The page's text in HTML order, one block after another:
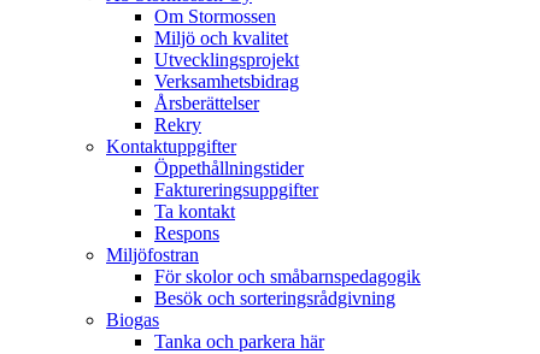
Om Stormossen
Miljö och kvalitet
Utvecklingsprojekt
Verksamhetsbidrag
Årsberättelser
Rekry
Kontaktuppgifter
Öppethållningstider
Faktureringsuppgifter
Ta kontakt
Respons
Miljöfostran
För skolor och småbarnspedagogik
Besök och sorteringsrådgivning
Biogas
Tanka och parkera här